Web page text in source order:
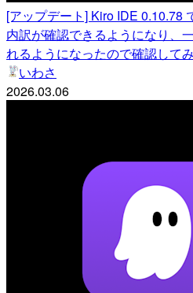
[アップデート] Kiro IDE 0.10.78
内訳が確認できるようになり、
れるようになったので確認して
いわさ
2026.03.06